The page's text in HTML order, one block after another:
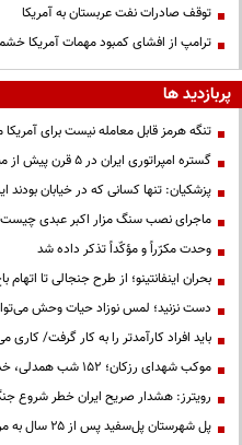
توقف صادرات نفت عربستان به آمریکا
ترامپ از افشای کمبود مهمات آمریکا
پربازدید ها
تنگه هرمز قابل معامله نیست برای آمریکا
گستره امپراتوری ایران در ۵ قرن پیش از میلاد؛ تصویری از ایران ۲۵ قرن پیش
پزشکیان: تنها کسانی که در خیابان بودند
ماجرای نصب سنگ مزار اکبر عبدی
وحدت مکرّراً و مؤکّداً تذکر داده شد
بحران اینفانتینو؛ از طرح جنجالی تا اتهام
دست نزنید؛ لمس نوزاد حیات وحش
باید افراد کارآمدتر را به کار گرفت/
موکب شهدای رزکان؛ ۱۵۲ شب همدلی، خدمت و میزبانی از مردم ولایت‌مدار شهریار
رویترز: هشدار صریح ایران خطر شروع
پل شهرستان پل‌سفید پس از ۲۵ سال به مرحله بهره‌برداری رسید